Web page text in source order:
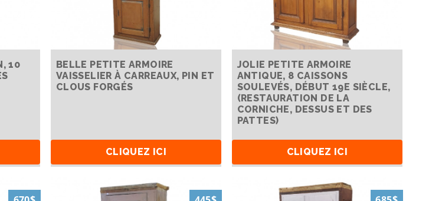
10
BELLE PETITE ARMOIRE
VAISSELIER À CARREAUX, PIN ET
CLOUS FORGÉS
CLIQUEZ ICI
JOLIE PETITE ARMOIRE
ANTIQUE, 8 CAISSONS
SOULEVÉS, DÉBUT 19E SIÈCLE,
(RESTAURATION DE LA
CORNICHE, DESSUS ET DES
PATTES)
CLIQUEZ ICI